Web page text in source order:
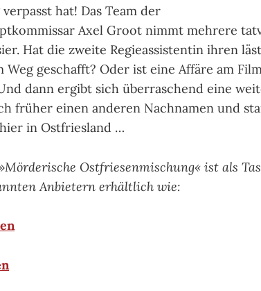
hat! Das Team der
Axel Groot nimmt mehrere
Hat die zweite Regieassistentin ihren
geschafft? Oder ist eine Affäre am
dann ergibt sich überraschend eine
früher einen anderen Nachnamen und
in Ostfriesland …
Ostfriesenmischung« ist als
Anbietern erhältlich wie: